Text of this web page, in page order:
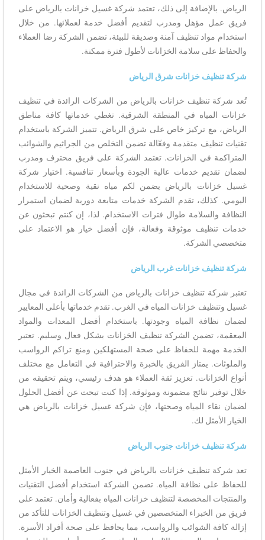
الرياض. بالإضافة إلى ذلك، تعتمد شركة غسيل خزانات بالرياض على
فريق عمل مؤهل ومدرب لتقديم أفضل خدمة لعملائها. من خلال
استخدام مواد تنظيف آمنة وصديقة للبيئة، تضمن الشركة رضا العملاء
والحفاظ على سلامة الخزانات لأطول فترة ممكنة.
شركة تنظيف خزانات شرق الرياض
تُعد شركة تنظيف خزانات بالرياض من الشركات الرائدة في تنظيف
خزانات المياه في المنطقة الشرقية. تغطي خدماتها كافة مناطق
الرياض، مع تركيز خاص على شرق الرياض. تتميز الشركة باستخدام
تقنيات تنظيف متقدمة وفعّالة تضمن التخلص من الجراثيم والشوائب
المتراكمة في الخزانات. تعتمد الشركة على فريق محترف ومدرب
لضمان تقديم خدمات عالية الجودة وبأسعار تنافسية. اختيار شركة
غسيل خزانات بالرياض يضمن لكم مياه نقية وصحية للاستخدام
اليومي. كذلك، تقدم الشركة خدمات متابعة دورية لضمان استمرار
النظافة والسلامة طوال فترات الاستخدام. لذا، إن كنتم تبحثون عن
خدمات تنظيف موثوقة وفعالة، فإن أفضل خيار هو الاعتماد على
متخصصي الشركة.
شركة تنظيف خزانات غرب الرياض
تعتبر شركة تنظيف خزانات بالرياض من الشركات الرائدة في مجال
غسيل وتنظيف خزانات المياه في الغرب. تقدم خدماتها بأعلى المعايير
لضمان نظافة المياه وجودتها. باستخدام أفضل المعدات والمواد
المعقمة، تضمن الشركة تنظيف الخزانات بشكل فعال وسليم. تعتبر
الخدمة مهمة للحفاظ على صحة المستهلكين ومنع تراكم الرواسب
والملوثات. يمتاز الفريق بالخبرة والاحترافية في التعامل مع مختلف
أنواع الخزانات. تعزيز ثقة العملاء هو هدف رئيسي، ويتم تحقيقه من
خلال توفير نتائج مضمونة وموثوقة. إذا كنت تبحث عن أفضل الحلول
لضمان نقاء المياه وصحتها، فإن شركة غسيل خزانات بالرياض هي
الخيار الأمثل لك.
شركة تنظيف خزانات جنوب الرياض
تعد شركة تنظيف خزانات بالرياض في جنوب العاصمة الخيار الأمثل
للحفاظ على نظافة المياه. تضمن الشركة استخدام أفضل التقنيات
والمنتجات المخصصة لتنظيف خزانات المياه بفعالية وأمان. تعتمد على
فريق من الخبراء المتخصصين في غسيل وتنظيف الخزانات للتأكد من
إزالة كافة الشوائب والرواسب، مما يحافظ على صحة أفراد الأسرة.